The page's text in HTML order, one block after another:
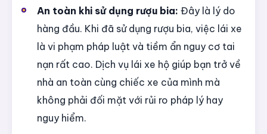
An toàn khi sử dụng rượu bia: Đây là lý do
hàng đầu. Khi đã sử dụng rượu bia, việc lái xe
là vi phạm pháp luật và tiềm ẩn nguy cơ tai
nạn rất cao. Dịch vụ lái xe hộ giúp bạn trở về
nhà an toàn cùng chiếc xe của mình mà
không phải đối mặt với rủi ro pháp lý hay
nguy hiểm.